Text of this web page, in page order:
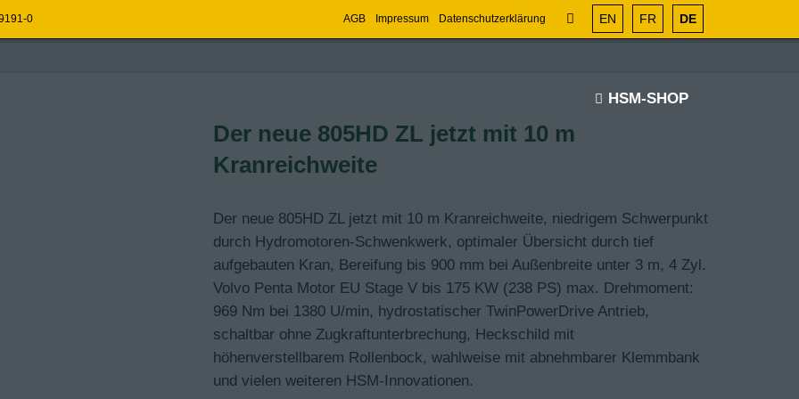
0 EN FR DE
AGB Impressum Datenschutzerklärung
HSM-SHOP
MACHT.
PRODUKTIV,Der neue 805HD ZL jetzt mit 10 m
Kranreichweite
Der neue 805HD ZL jetzt mit 10 m Kranreichweite, niedrigem Schwerpunkt
durch Hydromotoren-Schwenkwerk, optimaler Übersicht durch tief
aufgebauten Kran, Bereifung bis 900 mm bei Außenbreite unter 3 m, 4 Zyl.
Volvo Penta Motor EU Stage V bis 175 KW (238 PS) max. Drehmoment:
969 Nm bei 1380 U/min, hydrostatischer TwinPowerDrive Antrieb,
schaltbar ohne Zugkraftunterbrechung, Heckschild mit
höhenverstellbarem Rollenbock, wahlweise mit abnehmbarer Klemmbank
und vielen weiteren HSM-Innovationen.